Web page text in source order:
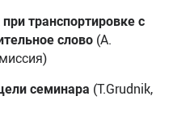
транспортировке с
слово (A.
семинара (T.Grudnik,